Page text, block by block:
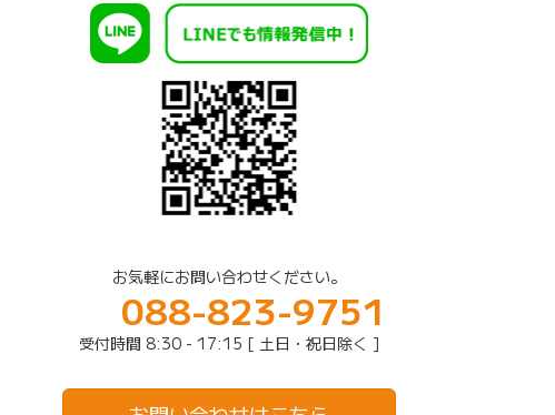
お気軽にお問い合わせください。
088-823-9751
受付時間 8:30 - 17:15 [ 土日・祝日除く ]